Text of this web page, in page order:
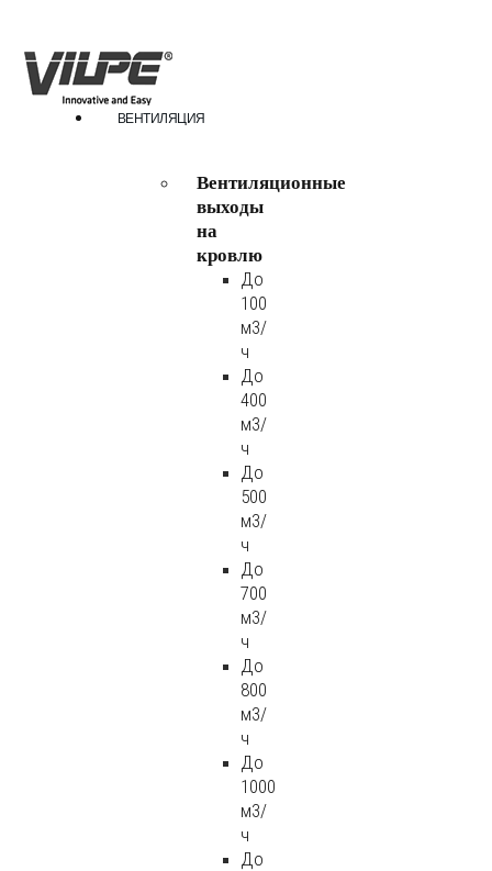
ВЕНТИЛЯЦИЯ
Вентиляционные
выходы
на
кровлю
До
100
м3/
ч
До
400
м3/
ч
До
500
м3/
ч
До
700
м3/
ч
До
800
м3/
ч
До
1000
м3/
ч
До